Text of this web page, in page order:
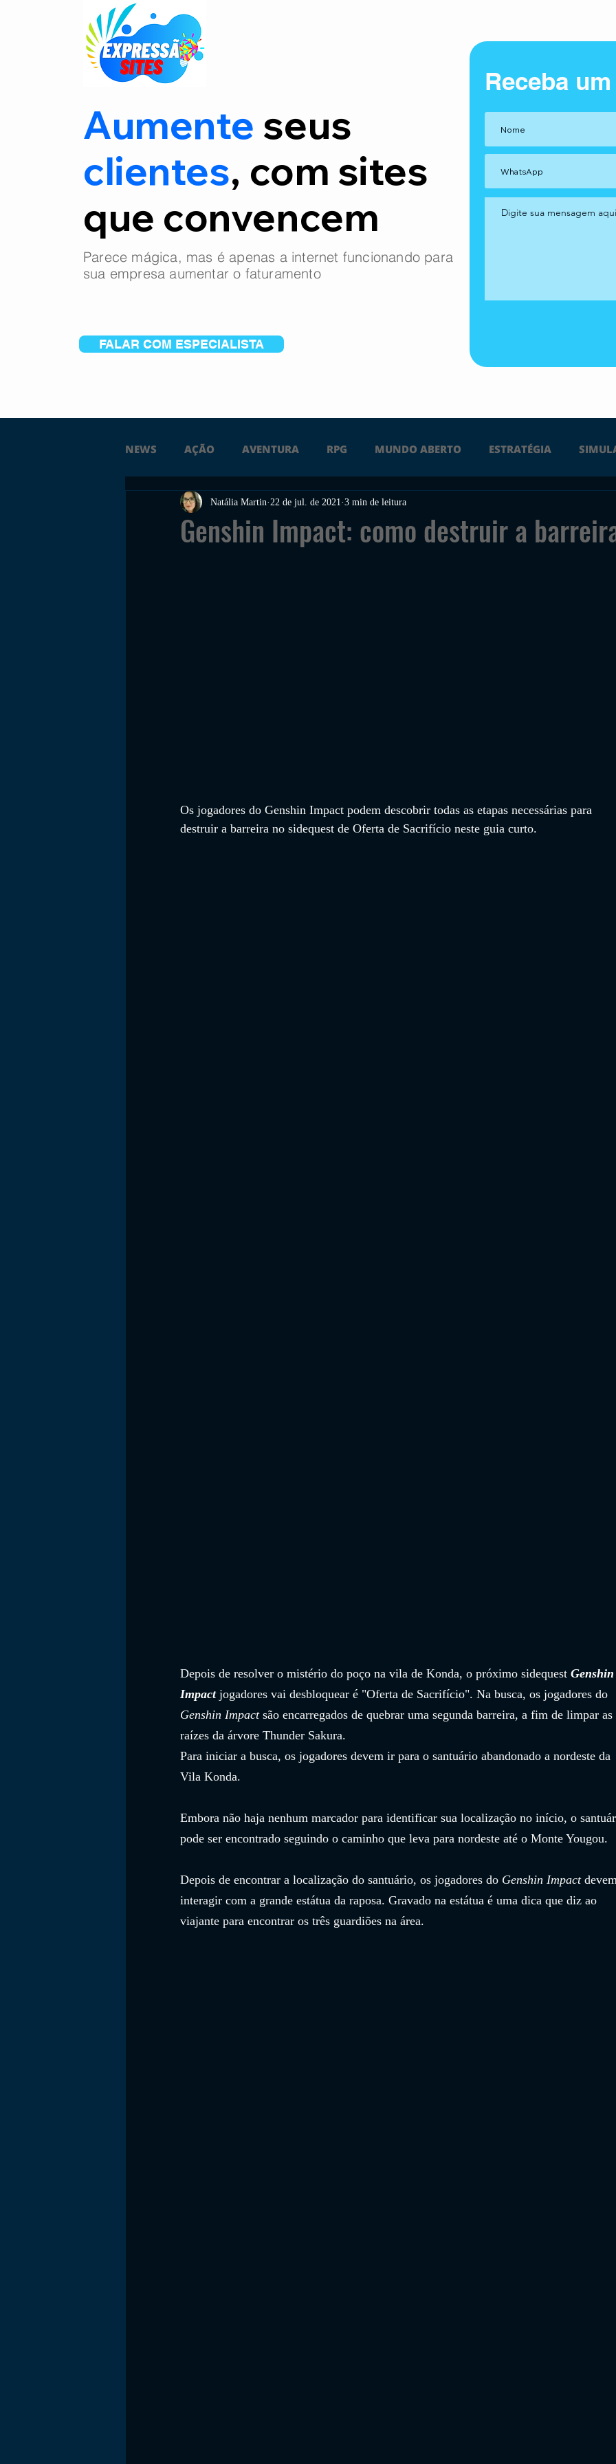
Aumente seus
clientes, com sites
que convencem
Parece mágica, mas é apenas a internet funcionando para
sua empresa aumentar o faturamento
FALAR COM ESPECIALISTA
Receba
NEWS AÇÃO AVENTURA RPG MUNDO ABERTO ESTRATÉGIA
FICÇÃO TERROR PC PS4 PS5
Genshin Impact: como destruir a
Natália Martin 22 de jul. de 2021 3 min de leitura
Os jogadores do Genshin Impact podem descobrir todas as etapas necessárias para
destruir a barreira no sidequest de Oferta de Sacrifício neste guia curto.
Depois de resolver o mistério do poço na vila de Konda, o próximo sidequest
Impact jogadores vai desbloquear é "Oferta de Sacrifício". Na busca, os jogadores do
Genshin Impact são encarregados de quebrar uma segunda barreira, a fim de limpar as
raízes da árvore Thunder Sakura.
Para iniciar a busca, os jogadores devem ir para o santuário abandonado a nordeste da
Vila Konda.
Embora não haja nenhum marcador para identificar sua localização no início, o
pode ser encontrado seguindo o caminho que leva para nordeste até o Monte Yougou.
Depois de encontrar a localização do santuário, os jogadores do Genshin Impact
interagir com a grande estátua da raposa. Gravado na estátua é uma dica que diz ao
viajante para encontrar os três guardiões na área.